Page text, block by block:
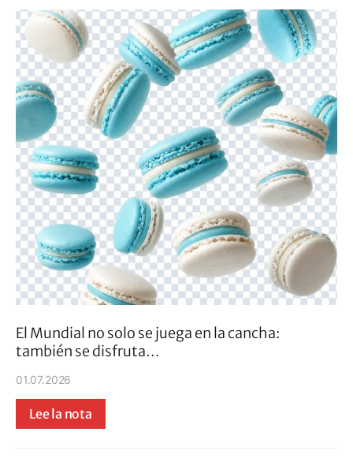
El Mundial no solo se juega en la cancha:
también se disfruta…
01.07.2026
Lee la nota